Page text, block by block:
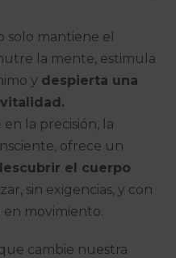
solo mantiene el
la mente, estimula
y despierta una
la precisión, la
ofrece un
el cuerpo
sin exigencias, y con
en movimiento.
cambie nuestra